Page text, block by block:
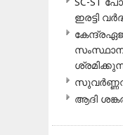
SC-ST
ഇരട്ടി
ആദി